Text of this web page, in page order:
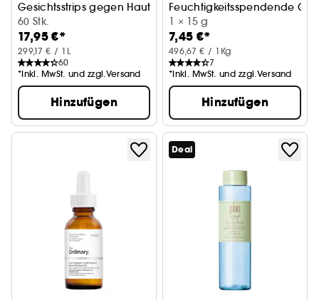
Gesichtsstrips gegen Hautunreinheiten
60 Stk.
17,95 €*
299,17 € / 1L
60
*Inkl. MwSt. und zzgl.Versand
Hinzufügen
Feuchtigkeitsspendende
1 × 15 g
7,45 €*
496,67 € / 1Kg
7
*Inkl. MwSt. und zzgl.Versand
Hinzufügen
Deal